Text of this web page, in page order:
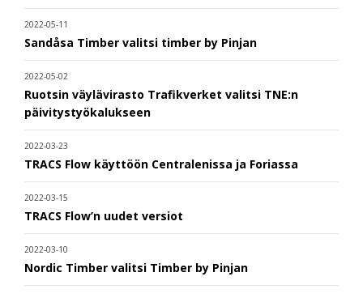
2022-05-11
Sandåsa Timber valitsi timber by Pinjan
2022-05-02
Ruotsin väylävirasto Trafikverket valitsi TNE:n
päivitystyökalukseen
2022-03-23
TRACS Flow käyttöön Centralenissa ja Foriassa
2022-03-15
TRACS Flow’n uudet versiot
2022-03-10
Nordic Timber valitsi Timber by Pinjan